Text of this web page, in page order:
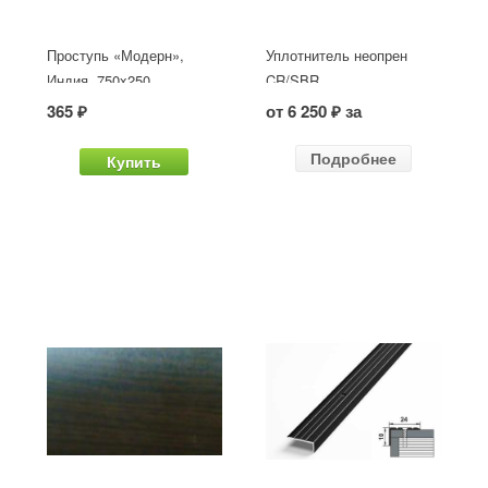
Проступь «Модерн»,
Индия, 750x250
365 ₽
Купить
Уплотнитель неопрен
CR/SBR
от 6 250 ₽ за
Подробнее